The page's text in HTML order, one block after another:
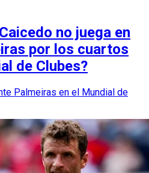
no juega en
por los cuartos
de Clubes?
Palmeiras en el Mundial de